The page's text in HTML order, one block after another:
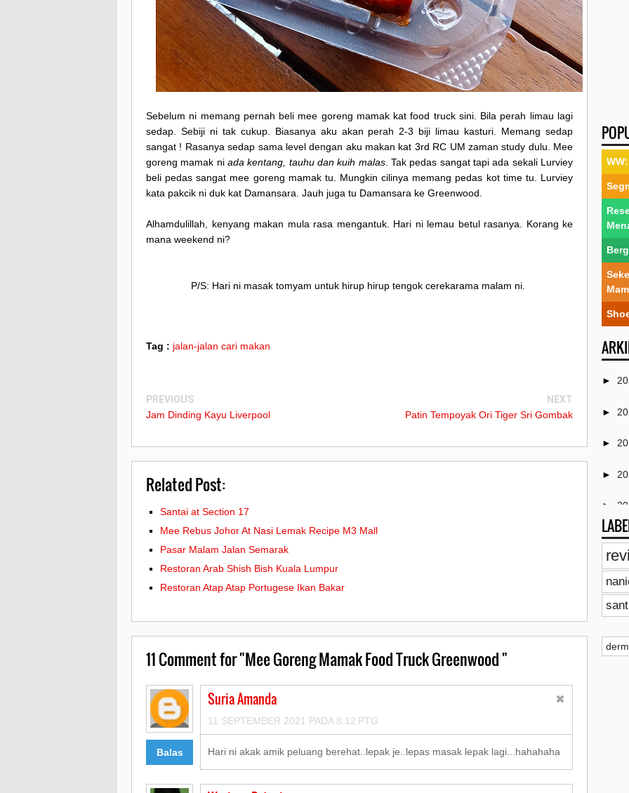
Sebelum ni memang pernah beli mee goreng mamak kat food truck sini. Bila perah limau lagi
sedap. Sebiji ni tak cukup. Biasanya aku akan perah 2-3 biji limau kasturi. Memang sedap
sangat ! Rasanya sedap sama level dengan aku makan kat 3rd RC UM zaman study dulu. Mee
goreng mamak ni ada kentang, tauhu dan kuih malas. Tak pedas sangat tapi ada sekali Lurviey
beli pedas sangat mee goreng mamak tu. Mungkin cilinya memang pedas kot time tu. Lurviey
kata pakcik ni duk kat Damansara. Jauh juga tu Damansara ke Greenwood.
Alhamdulillah, kenyang makan mula rasa mengantuk. Hari ni lemau betul rasanya. Korang ke
mana weekend ni?
P/S: Hari ni masak tomyam untuk hirup hirup tengok cerekarama malam ni.
Tag : jalan-jalan cari makan
PREVIOUS
Jam Dinding Kayu Liverpool
NEXT
Patin Tempoyak Ori Tiger Sri Gombak
Related Post:
Santai at Section 17
Mee Rebus Johor At Nasi Lemak Recipe M3 Mall
Pasar Malam Jalan Semarak
Restoran Arab Shish Bish Kuala Lumpur
Restoran Atap Atap Portugese Ikan Bakar
11Comment for "Mee Goreng Mamak Food Truck Greenwood "
Balas
Suria Amanda
11 SEPTEMBER 2021 PADA 8:12 PTG
Hari ni akak amik peluang berehat..lepak je..lepas masak lepak lagi...hahahaha
►
►
►
►
►
▼
►
►
▼